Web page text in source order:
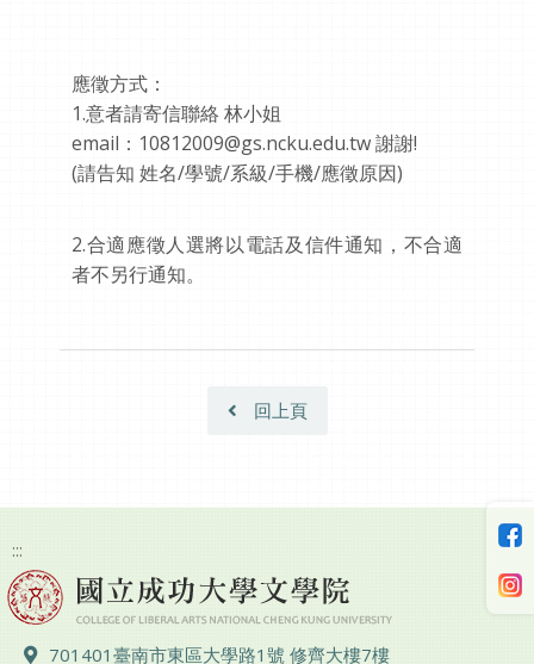
應徵方式：
1.意者請寄信聯絡 林小姐
email：10812009@gs.ncku.edu.tw 謝謝!
(請告知 姓名/學號/系級/手機/應徵原因)
2.合適應徵人選將以電話及信件通知，不合適
者不另行通知。
回上頁
:::
地址 ：
701401臺南市東區大學路1號 修齊大樓7樓